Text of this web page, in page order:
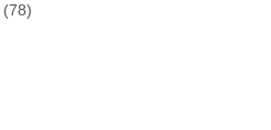
(78)